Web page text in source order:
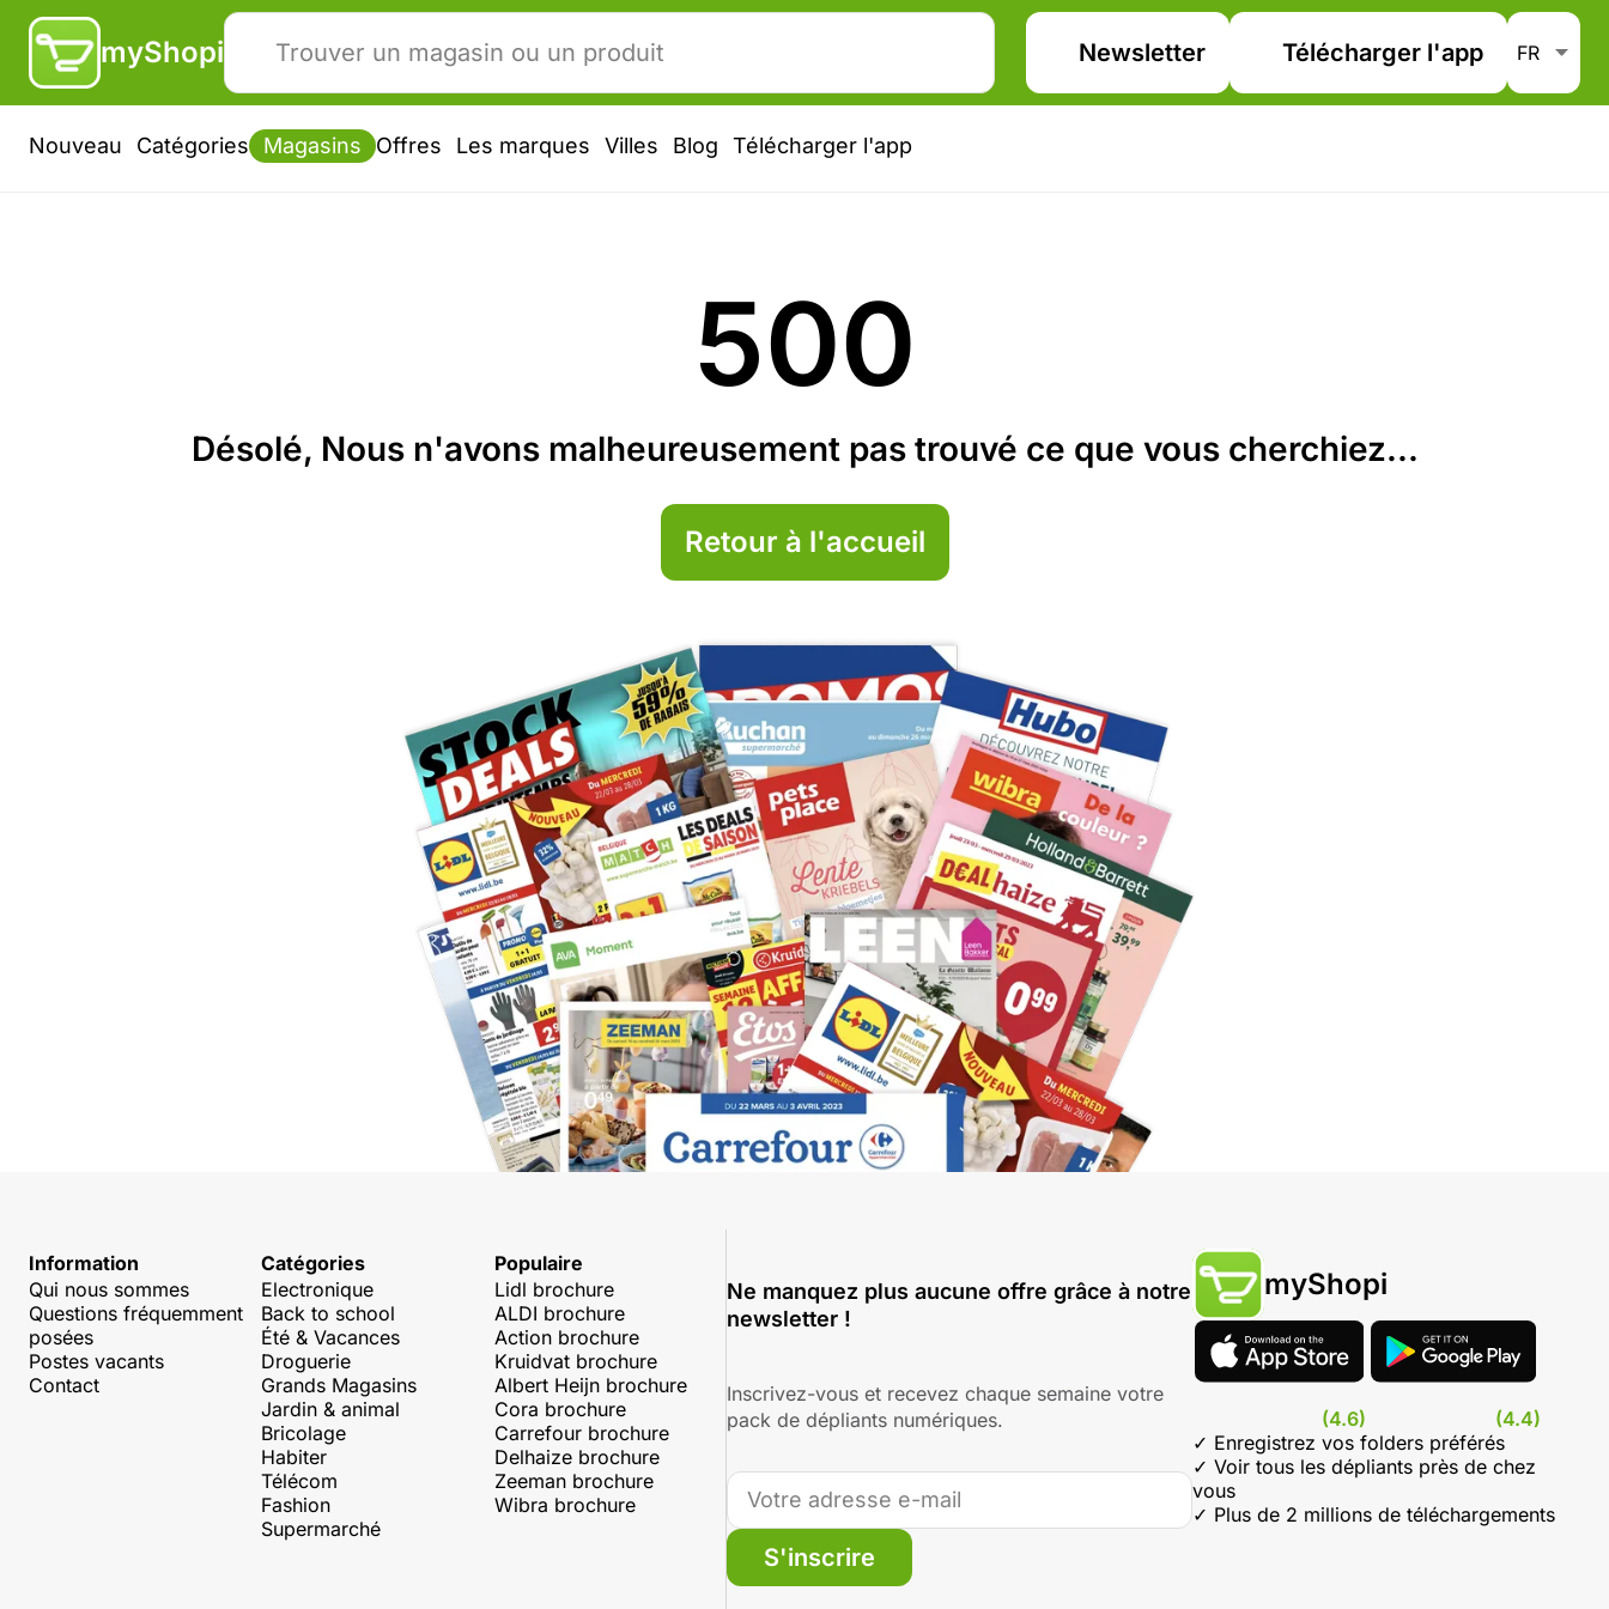
myShopi Newsletter Télécharger l'app
Nouveau Catégories Magasins Offres Les marques Villes Blog Télécharger l'app
500
Désolé, Nous n'avons malheureusement pas trouvé ce que vous cherchiez...
Retour à l'accueil
Information
Qui nous sommes
Questions fréquemment
posées
Postes vacants
Contact
Catégories
Electronique
Back to school
Été & Vacances
Droguerie
Grands Magasins
Jardin & animal
Bricolage
Habiter
Télécom
Fashion
Supermarché
Populaire
Lidl brochure
ALDI brochure
Action brochure
Kruidvat brochure
Albert Heijn brochure
Cora brochure
Carrefour brochure
Delhaize brochure
Zeeman brochure
Wibra brochure
Ne manquez plus aucune offre grâce à notre
newsletter !
Inscrivez-vous et recevez chaque semaine votre
pack de dépliants numériques.
S'inscrire
myShopi
(4.6)
(4.4)
✓ Enregistrez vos folders préférés
✓ Voir tous les dépliants près de chez
vous
✓ Plus de 2 millions de téléchargements